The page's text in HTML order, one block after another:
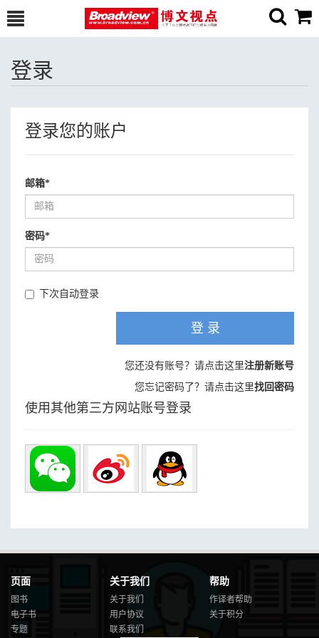
登录
登录您的账户
邮箱*
密码*
下次自动登录
登 录
您还没有账号？请点击这里注册新账号
您忘记密码了？请点击这里找回密码
使用其他第三方网站账号登录
页面
图书
电子书
专题
关于我们
关于我们
用户协议
联系我们
帮助
作译者帮助
关于积分